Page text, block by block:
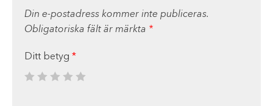
Din e-postadress kommer inte publiceras.
Obligatoriska fält är märkta *
Ditt betyg *